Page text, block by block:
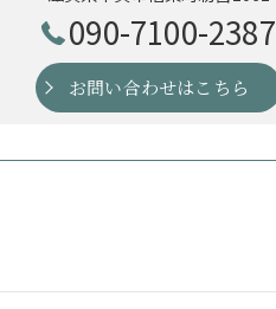
090-7100-2387
お問い合わせはこちら